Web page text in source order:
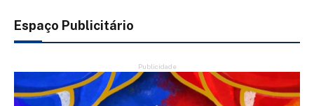
Espaço Publicitário
Publicidade